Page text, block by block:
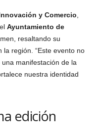
y Comercio,
Ayuntamiento de
resaltando su
región. “Este evento no
manifestación de la
nuestra identidad
edición